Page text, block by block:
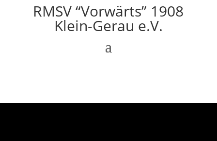
RMSV “Vorwärts” 1908
Klein-Gerau e.V.